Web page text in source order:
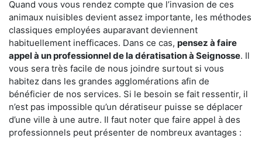
Quand vous vous rendez compte que l’invasion de ces
animaux nuisibles devient assez importante, les méthodes
classiques employées auparavant deviennent
habituellement inefficaces. Dans ce cas, pensez à faire
appel à un professionnel de la dératisation à Seignosse. Il
vous sera très facile de nous joindre surtout si vous
habitez dans les grandes agglomérations afin de
bénéficier de nos services. Si le besoin se fait ressentir, il
n’est pas impossible qu’un dératiseur puisse se déplacer
d’une ville à une autre. Il faut noter que faire appel à des
professionnels peut présenter de nombreux avantages :